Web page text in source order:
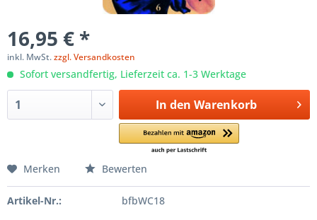
16,95 € *
inkl. MwSt.zzgl. Versandkosten
Sofort versandfertig, Lieferzeit ca. 1-3 Werktage
In den Warenkorb
Merken Bewerten
Artikel-Nr.: bfbWC18